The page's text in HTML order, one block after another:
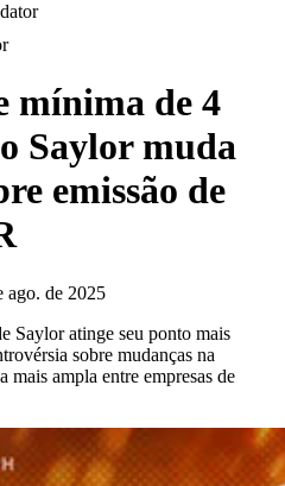
mínima de 4
Saylor muda
emissão de
ago. de 2025
Saylor atinge seu ponto mais
sobre mudanças na
mais ampla entre empresas de